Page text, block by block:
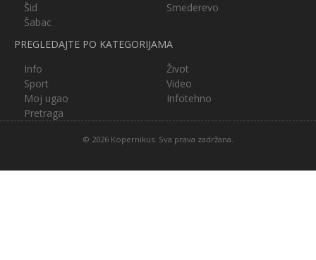
Šid
Smederevo
Šabac
PREGLEDAJTE PO KATEGORIJAMA
Info
Život
Sport
Video
Moj ugao
Infotehno
Pretraga
© 2026 Kopernikus. Sva prava zadržana.